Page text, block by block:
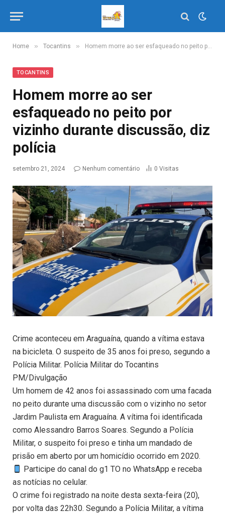
Home » Tocantins » Homem morre ao ser esfaqueado no peito por vizinho durante discussão, diz polícia
TOCANTINS
Homem morre ao ser
esfaqueado no peito por
vizinho durante discussão, diz
polícia
setembro 21, 2024 Nenhum comentário 0 Visitas
Crime aconteceu em Araguaína, quando a vítima estava
na bicicleta. O suspeito de 35 anos foi preso, segundo a
Polícia Militar. Polícia Militar do Tocantins
PM/Divulgação
Um homem de 42 anos foi assassinado com uma facada
no peito durante uma discussão com o vizinho no setor
Jardim Paulista em Araguaína. A vítima foi identificada
como Alessandro Barros Soares. Segundo a Polícia
Militar, o suspeito foi preso e tinha um mandado de
prisão em aberto por um homicídio ocorrido em 2020.
Participe do canal do g1 TO no WhatsApp e receba
as notícias no celular.
O crime foi registrado na noite desta sexta-feira (20),
por volta das 22h30. Segundo a Polícia Militar, a vítima